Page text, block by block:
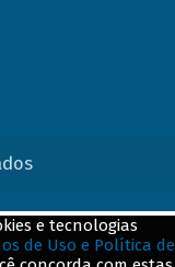
e tecnologias
de Uso e Política de